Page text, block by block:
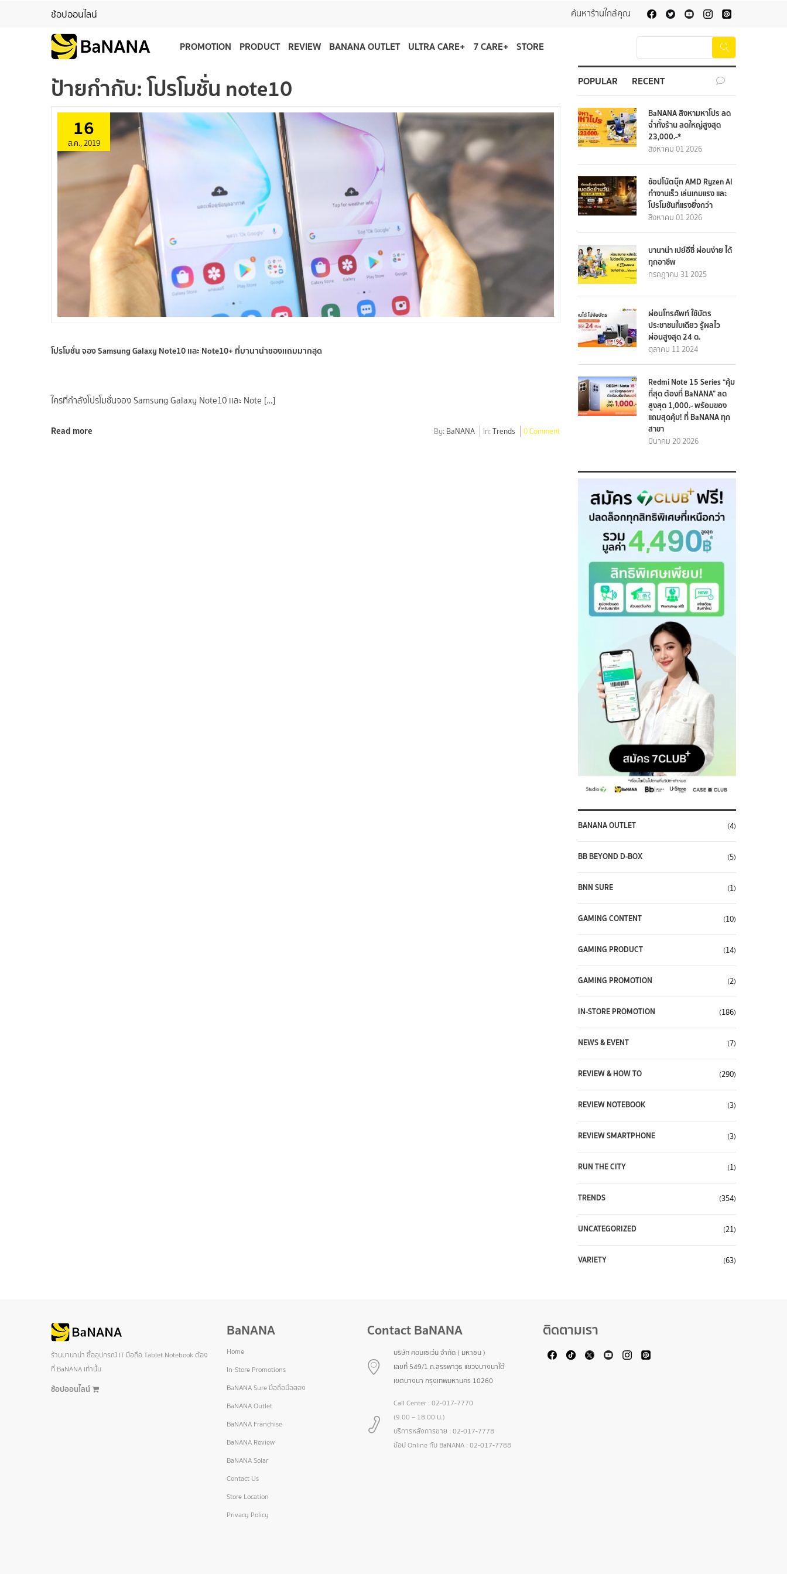
ช้อปออนไลน์ ค้นหาร้านใกล้คุณ
PROMOTION PRODUCT REVIEW BANANA OUTLET ULTRA CARE+ 7 CARE+ STORE
ป้ายกำกับ:โปรโมชั่น note10
16
ส.ค., 2019
โปรโมชั่น จอง Samsung Galaxy Note10 เเละ Note10+ ที่บานาน่าของเเถมมากสุด
ใครที่กำลังโปรโมชั่นจอง Samsung Galaxy Note10 เเละ Note […]
Read more By: BaNANA In:Trends 0 Comment
POPULAR RECENT
BaNANA สิงหามหาโปร ลด
ฉ่ำทั้งร้าน ลดใหญ่สูงสุด
23,000.-*
สิงหาคม 01 2026
ช้อปโน้ตบุ๊ก AMD Ryzen AI
ทำงานเร็ว เล่นเกมแรง และ
โปรโมชันที่แรงยิ่งกว่า
สิงหาคม 01 2026
บานาน่า เปย์อีซี่ ผ่อนง่าย ได้
ทุกอาชีพ
กรกฎาคม 31 2025
ผ่อนโทรศัพท์ ใช้บัตร
ประชาชนใบเดียว รู้ผลไว
ผ่อนสูงสุด 24 ด.
ตุลาคม 11 2024
Redmi Note 15 Series “คุ้ม
ที่สุด ต้องที่ BaNANA” ลด
สูงสุด 1,000.- พร้อมของ
แถมสุดคุ้ม! ที่ BaNANA ทุก
สาขา
มีนาคม 20 2026
BANANA OUTLET (4)
BB BEYOND D-BOX (5)
BNN SURE (1)
GAMING CONTENT (10)
GAMING PRODUCT (14)
GAMING PROMOTION (2)
IN-STORE PROMOTION (186)
NEWS & EVENT (7)
REVIEW & HOW TO (290)
REVIEW NOTEBOOK (3)
REVIEW SMARTPHONE (3)
RUN THE CITY (1)
TRENDS (354)
UNCATEGORIZED (21)
VARIETY (63)
ร้านบานาน่า ซื้ออุปกรณ์ IT มือถือ Tablet Notebook ต้อง
ที่ BaNANA เท่านั้น
ช้อปออนไลน์
BaNANA
Home
In-Store Promotions
BaNANA Sure มือถือมือสอง
BaNANA Outlet
BaNANA Franchise
BaNANA Review
BaNANA Solar
Contact Us
Store Location
Privacy Policy
Contact BaNANA
บริษัท คอมเซเว่น จำกัด ( มหาชน )
เลขที่ 549/1 ถ.สรรพาวุธ แขวงบางนาใต้
เขตบางนา กรุงเทพมหานคร 10260
Call Center : 02-017-7770
(9.00 – 18.00 น.)
บริการหลังการขาย : 02-017-7778
ช้อป Online กับ BaNANA : 02-017-7788
ติดตามเรา